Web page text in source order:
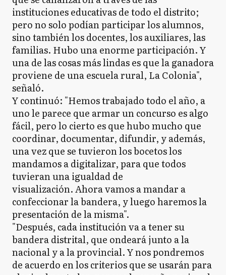
instituciones educativas de todo el distrito;
pero no solo podían participar los alumnos,
sino también los docentes, los auxiliares, las
familias. Hubo una enorme participación. Y
una de las cosas más lindas es que la ganadora
proviene de una escuela rural, La Colonia",
señaló.
Y continuó: "Hemos trabajado todo el año, a
uno le parece que armar un concurso es algo
fácil, pero lo cierto es que hubo mucho que
coordinar, documentar, difundir, y además,
una vez que se tuvieron los bocetos los
mandamos a digitalizar, para que todos
tuvieran una igualdad de
visualización. Ahora vamos a mandar a
confeccionar la bandera, y luego haremos la
presentación de la misma".
"Después, cada institución va a tener su
bandera distrital, que ondeará junto a la
nacional y a la provincial. Y nos pondremos
de acuerdo en los criterios que se usarán para